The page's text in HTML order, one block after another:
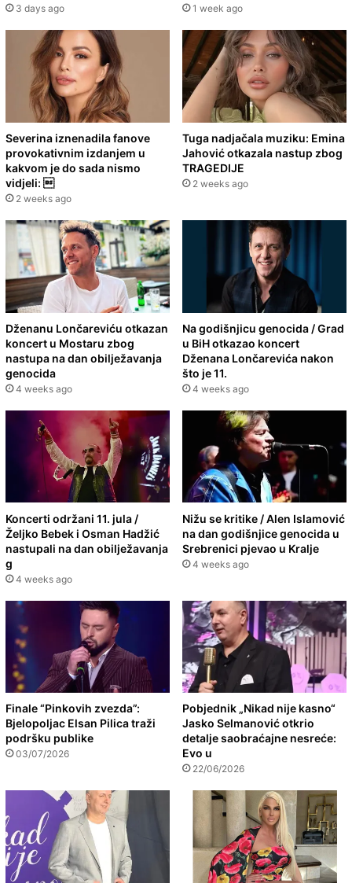
3 days ago 1 week ago
Severina iznenadila fanove
provokativnim izdanjem u
kakvom je do sada nismo
vidjeli: 
2 weeks ago
Tuga nadjačala muziku: Emina
Jahović otkazala nastup zbog
TRAGEDIJE
2 weeks ago
Dženanu Lončareviću otkazan
koncert u Mostaru zbog
nastupa na dan obilježavanja
genocida
4 weeks ago
Na godišnjicu genocida / Grad
u BiH otkazao koncert
Dženana Lončarevića nakon
što je 11.
4 weeks ago
Koncerti održani 11. jula /
Željko Bebek i Osman Hadžić
nastupali na dan obilježavanja
g
4 weeks ago
Nižu se kritike / Alen Islamović
na dan godišnjice genocida u
Srebrenici pjevao u Kralje
4 weeks ago
Finale “Pinkovih zvezda”:
Bjelopoljac Elsan Pilica traži
podršku publike
03/07/2026
Pobjednik „Nikad nije kasno“
Jasko Selmanović otkrio
detalje saobraćajne nesreće:
Evo u
22/06/2026